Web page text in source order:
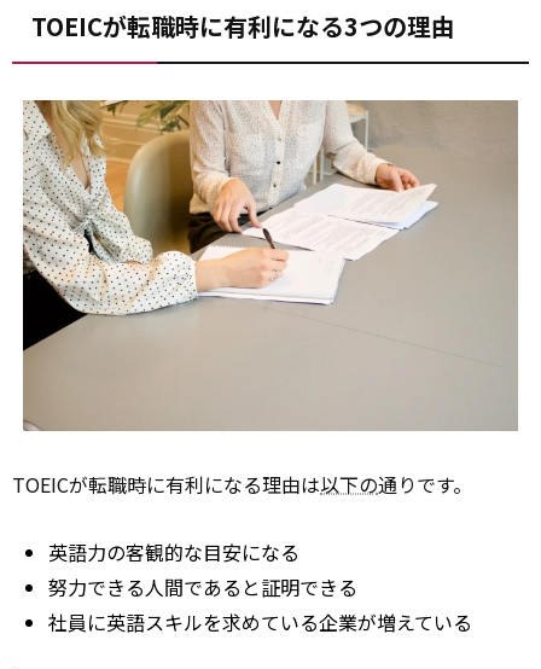
TOEICが転職時に有利になる3つの理由
TOEICが転職時に有利になる理由は以下の通りです。
英語力の客観的な目安になる
努力できる人間であると証明できる
社員に英語スキルを求めている企業が増えている